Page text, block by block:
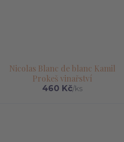
Nicolas Blanc de blanc Kamil
Prokeš vinařství
460 Kč/ks